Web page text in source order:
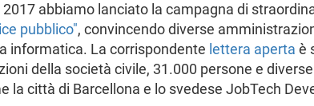
abbiamo lanciato la campagna di
pubblico", convincendo diverse
informatica. La corrispondente lettera aperta è
della società civile, 31.000 persone e
la città di Barcellona e lo svedese JobTech